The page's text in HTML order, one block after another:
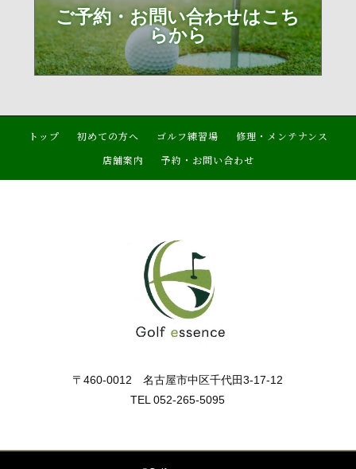
ご予約・お問い合わせはこち
らから
トップ 初めての方へ ゴルフ練習場
修理・メンテナンス
店舗案内
予約・お問い合わせ
〒460-0012 名古屋市中区千代田3-17-12
TEL 052-265-5095